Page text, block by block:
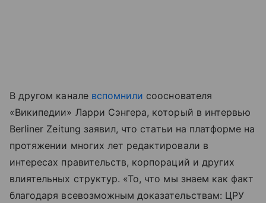
В другом канале вспомнили сооснователя
«Википедии» Ларри Сэнгера, который в интервью
Berliner Zeitung заявил, что статьи на платформе на
протяжении многих лет редактировали в
интересах правительств, корпораций и других
влиятельных структур. «То, что мы знаем как факт
благодаря всевозможным доказательствам: ЦРУ